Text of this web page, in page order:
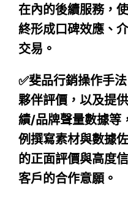
在內的後續服務，
終形成口碑效應、
交易。
✅斐品行銷操作手
夥伴評價，以及提
績/品牌聲量數據等
例撰寫素材與數據
的正面評價與高度
客戶的合作意願。